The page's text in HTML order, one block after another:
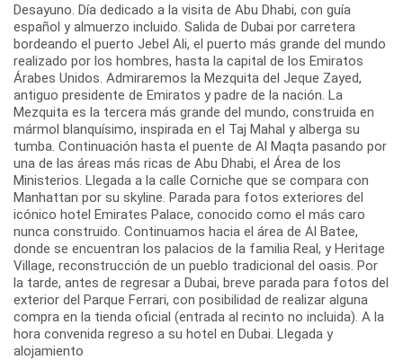
Desayuno. Día dedicado a la visita de Abu Dhabi, con guía
español y almuerzo incluido. Salida de Dubai por carretera
bordeando el puerto Jebel Ali, el puerto más grande del mundo
realizado por los hombres, hasta la capital de los Emiratos
Árabes Unidos. Admiraremos la Mezquita del Jeque Zayed,
antiguo presidente de Emiratos y padre de la nación. La
Mezquita es la tercera más grande del mundo, construida en
mármol blanquísimo, inspirada en el Taj Mahal y alberga su
tumba. Continuación hasta el puente de Al Maqta pasando por
una de las áreas más ricas de Abu Dhabi, el Área de los
Ministerios. Llegada a la calle Corniche que se compara con
Manhattan por su skyline. Parada para fotos exteriores del
icónico hotel Emirates Palace, conocido como el más caro
nunca construido. Continuamos hacia el área de Al Batee,
donde se encuentran los palacios de la familia Real, y Heritage
Village, reconstrucción de un pueblo tradicional del oasis. Por
la tarde, antes de regresar a Dubai, breve parada para fotos del
exterior del Parque Ferrari, con posibilidad de realizar alguna
compra en la tienda oficial (entrada al recinto no incluida). A la
hora convenida regreso a su hotel en Dubai. Llegada y
alojamiento